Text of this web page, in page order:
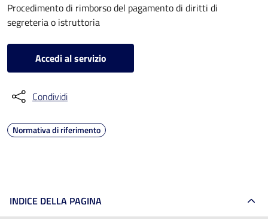
Procedimento di rimborso del pagamento di diritti di
segreteria o istruttoria
Accedi al servizio
Condividi
Normativa di riferimento
INDICE DELLA PAGINA